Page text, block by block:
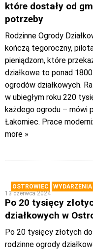
które dostały od
potrzeby
Rodzinne Ogrody
kończą tegoroczny,
pieniądzom, które
działkowe to ponad
ogrodów działkowych.
w ubiegłym roku 220
każdego ogrodu – mówi
Łakomiec. Prace
more »
OSTROWIEC
WYDARZENIA
13 czerwca 2024
Po 20 tysięcy
działkowych w
Po 20 tysięcy złotych
rodzinne ogrody